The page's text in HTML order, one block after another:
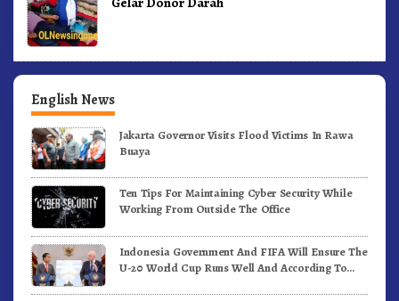
English News
Jakarta Governor Visits Flood Victims In Rawa
Buaya
Ten Tips For Maintaining Cyber Security While
Working From Outside The Office
Indonesia Government And FIFA Will Ensure The
U-20 World Cup Runs Well And According To